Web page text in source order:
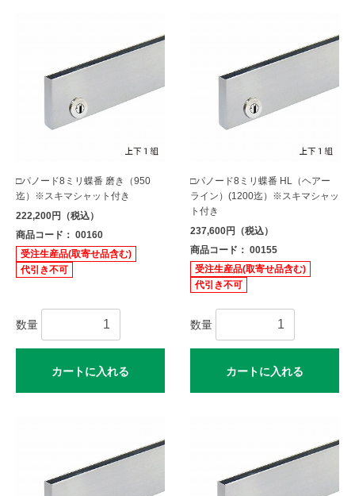
□パノード8ミリ蝶番 磨き（950
迄）※スキマシャット付き
222,200円（税込）
商品コード： 00160
受注生産品(取寄せ品含む)
代引き不可
数量
カートに入れる
□パノード8ミリ蝶番 HL（ヘアー
ライン）(1200迄）※スキマシャッ
ト付き
237,600円（税込）
商品コード： 00155
受注生産品(取寄せ品含む)
代引き不可
数量
カートに入れる